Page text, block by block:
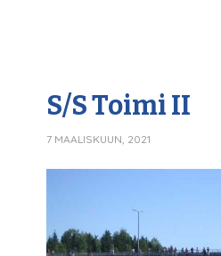
S/S Toimi II
7 MAALISKUUN, 2021